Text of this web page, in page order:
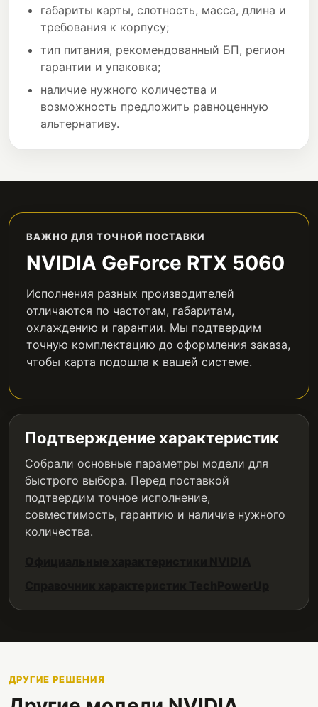
габариты карты, слотность, масса, длина и
требования к корпусу;
тип питания, рекомендованный БП, регион
гарантии и упаковка;
наличие нужного количества и
возможность предложить равноценную
альтернативу.
ВАЖНО ДЛЯ ТОЧНОЙ ПОСТАВКИ
NVIDIA GeForce RTX 5060
Исполнения разных производителей
отличаются по частотам, габаритам,
охлаждению и гарантии. Мы подтвердим
точную комплектацию до оформления заказа,
чтобы карта подошла к вашей системе.
Подтверждение характеристик
Собрали основные параметры модели для
быстрого выбора. Перед поставкой
подтвердим точное исполнение,
совместимость, гарантию и наличие нужного
количества.
ДРУГИЕ РЕШЕНИЯ